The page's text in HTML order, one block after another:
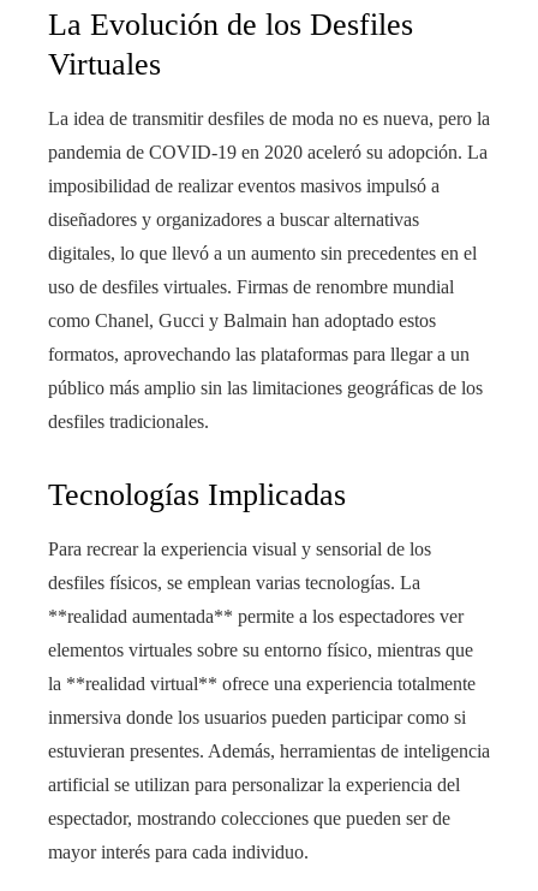
La Evolución de los Desfiles
Virtuales
La idea de transmitir desfiles de moda no es nueva, pero la
pandemia de COVID-19 en 2020 aceleró su adopción. La
imposibilidad de realizar eventos masivos impulsó a
diseñadores y organizadores a buscar alternativas
digitales, lo que llevó a un aumento sin precedentes en el
uso de desfiles virtuales. Firmas de renombre mundial
como Chanel, Gucci y Balmain han adoptado estos
formatos, aprovechando las plataformas para llegar a un
público más amplio sin las limitaciones geográficas de los
desfiles tradicionales.
Tecnologías Implicadas
Para recrear la experiencia visual y sensorial de los
desfiles físicos, se emplean varias tecnologías. La
**realidad aumentada** permite a los espectadores ver
elementos virtuales sobre su entorno físico, mientras que
la **realidad virtual** ofrece una experiencia totalmente
inmersiva donde los usuarios pueden participar como si
estuvieran presentes. Además, herramientas de inteligencia
artificial se utilizan para personalizar la experiencia del
espectador, mostrando colecciones que pueden ser de
mayor interés para cada individuo.